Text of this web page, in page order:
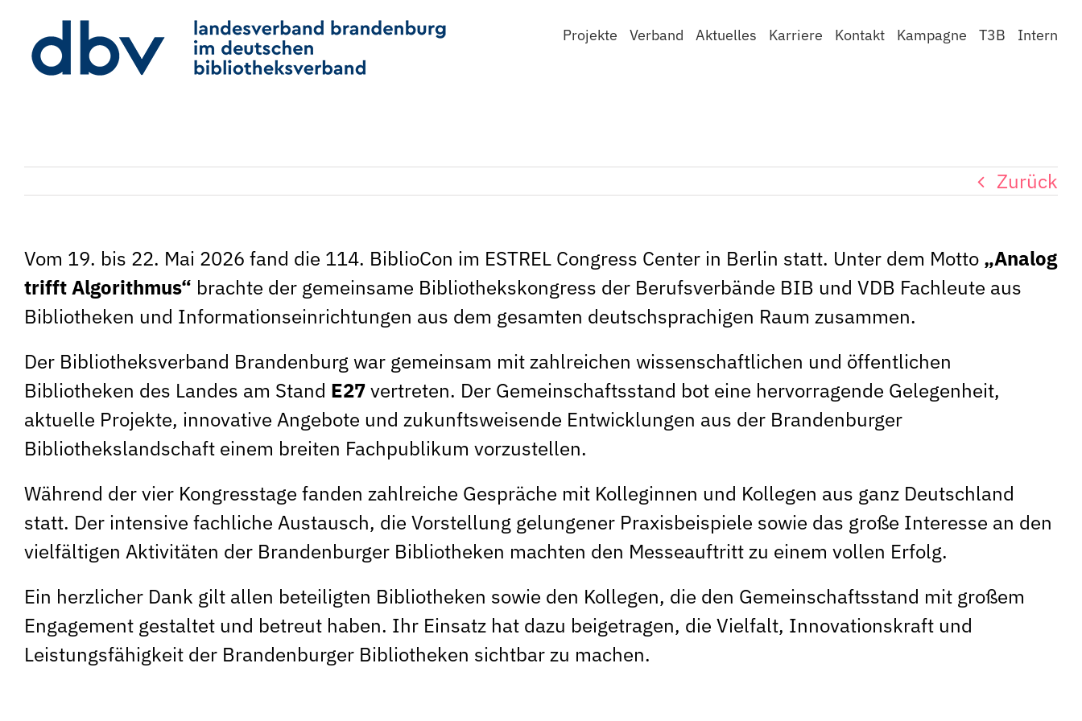
Inhalt
springen
Projekte Verband Aktuelles Karriere Kontakt Kampagne T3B Intern
Zurück
Vom 19. bis 22. Mai 2026 fand die 114. BiblioCon im ESTREL Congress Center in Berlin statt. Unter dem Motto „Analog
trifft Algorithmus“ brachte der gemeinsame Bibliothekskongress der Berufsverbände BIB und VDB Fachleute aus
Bibliotheken und Informationseinrichtungen aus dem gesamten deutschsprachigen Raum zusammen.
Der Bibliotheksverband Brandenburg war gemeinsam mit zahlreichen wissenschaftlichen und öffentlichen
Bibliotheken des Landes am Stand E27vertreten. Der Gemeinschaftsstand bot eine hervorragende Gelegenheit,
aktuelle Projekte, innovative Angebote und zukunftsweisende Entwicklungen aus der Brandenburger
Bibliothekslandschaft einem breiten Fachpublikum vorzustellen.
Während der vier Kongresstage fanden zahlreiche Gespräche mit Kolleginnen und Kollegen aus ganz Deutschland
statt. Der intensive fachliche Austausch, die Vorstellung gelungener Praxisbeispiele sowie das große Interesse an den
vielfältigen Aktivitäten der Brandenburger Bibliotheken machten den Messeauftritt zu einem vollen Erfolg.
Ein herzlicher Dank gilt allen beteiligten Bibliotheken sowie den Kollegen, die den Gemeinschaftsstand mit großem
Engagement gestaltet und betreut haben. Ihr Einsatz hat dazu beigetragen, die Vielfalt, Innovationskraft und
Leistungsfähigkeit der Brandenburger Bibliotheken sichtbar zu machen.